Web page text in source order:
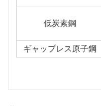
低炭素鋼
ギャップレス原子鋼